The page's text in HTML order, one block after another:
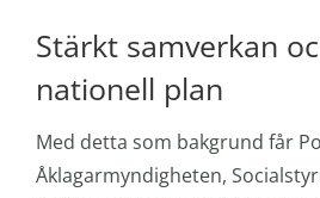
Stärkt samverkan
nationell plan
Med detta som bakgrund får
Åklagarmyndigheten,